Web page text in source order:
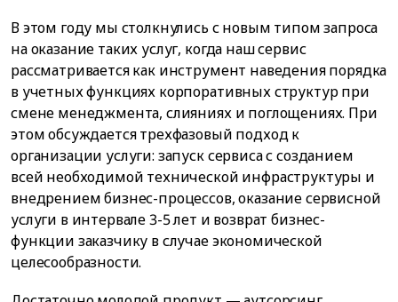
В этом году мы столкнулись с новым типом запроса
на оказание таких услуг, когда наш сервис
рассматривается как инструмент наведения порядка
в учетных функциях корпоративных структур при
смене менеджмента, слияниях и поглощениях. При
этом обсуждается трехфазовый подход к
организации услуги: запуск сервиса с созданием
всей необходимой технической инфраструктуры и
внедрением бизнес-процессов, оказание сервисной
услуги в интервале 3-5 лет и возврат бизнес-
функции заказчику в случае экономической
целесообразности.